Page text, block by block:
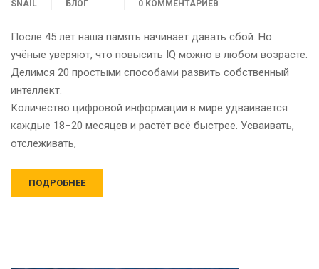
SNAIL
БЛОГ
0 КОММЕНТАРИЕВ
После 45 лет наша память начинает давать сбой. Но
учёные уверяют, что повысить IQ можно в любом возрасте.
Делимся 20 простыми способами развить собственный
интеллект.
Количество цифровой информации в мире удваивается
каждые 18–20 месяцев и растёт всё быстрее. Усваивать,
отслеживать,
ПОДРОБНЕЕ